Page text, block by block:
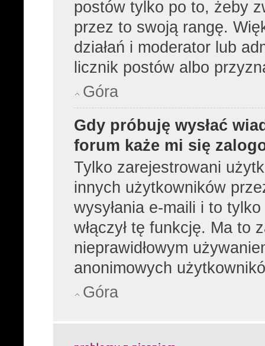
postów tylko po to, żeby
przez to swoją rangę.
działań i moderator lub
licznik postów albo
Góra
Gdy próbuję wysłać
forum każe mi się
Tylko zarejestrowani
innych użytkowników
wysyłania e-maili i to
włączył tę funkcję. Ma to
nieprawidłowym
anonimowych
Góra